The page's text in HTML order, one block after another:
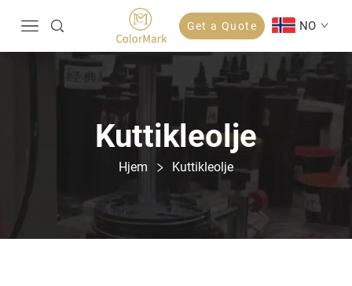
Get a Quote NO
Kuttikleolje
Hjem Kuttikleolje